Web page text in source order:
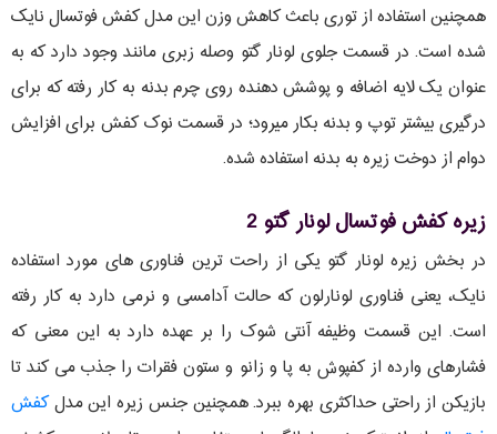
همچنین استفاده از توری باعث کاهش وزن این مدل کفش فوتسال نایک
شده است. در قسمت جلوی لونار گتو وصله زبری مانند وجود دارد که به
عنوان یک لایه اضافه و پوشش دهنده روی چرم بدنه به کار رفته که برای
درگیری بیشتر توپ و بدنه بکار میرود؛ در قسمت نوک کفش برای افزایش
دوام از دوخت زیره به بدنه استفاده شده.
زیره کفش فوتسال لونار گتو 2
در بخش زیره لونار گتو یکی از راحت ترین فناوری های مورد استفاده
نایک، یعنی فناوری لونارلون که حالت آدامسی و نرمی دارد به کار رفته
است. این قسمت وظیفه آنتی شوک را بر عهده دارد به این معنی که
فشارهای وارده از کفپوش به پا و زانو و ستون فقرات را جذب می کند تا
بازیکن از راحتی حداکثری بهره ببرد. همچنین جنس زیره این مدلکفش